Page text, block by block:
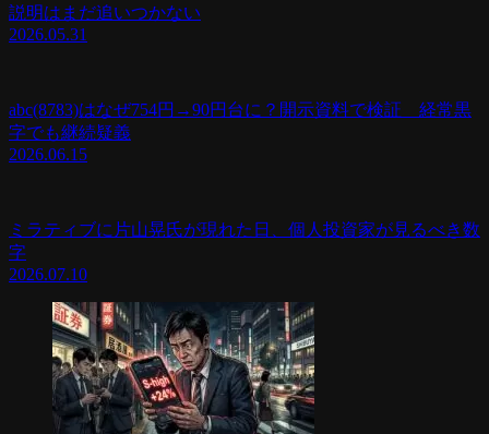
説明はまだ追いつかない
2026.05.31
abc(8783)はなぜ754円→90円台に？開示資料で検証 経常黒
字でも継続疑義
2026.06.15
ミラティブに片山晃氏が現れた日、個人投資家が見るべき数
字
2026.07.10